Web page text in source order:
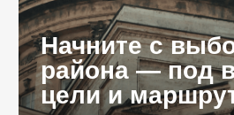
Аэропорт Пулково: 11 мин. на такси
м. Московская, м. Парк Победы
До метро: 3 – 10 мин. пешком
Рядом: Экспофорум, Парк победы,
Гранд макет, СКА Арена